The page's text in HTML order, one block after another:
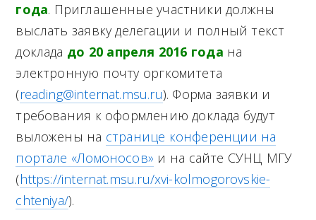
года. Приглашенные участники должны
выслать заявку делегации и полный текст
доклада до 20 апреля 2016 года на
электронную почту оргкомитета
(reading@internat.msu.ru). Форма заявки и
требования к оформлению доклада будут
выложены на странице конференции на
портале «Ломоносов» и на сайте СУНЦ МГУ
(https://internat.msu.ru/xvi-kolmogorovskie-
chteniya/).